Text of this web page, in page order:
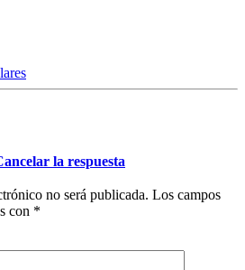
la respuesta
no será publicada. Los campos
con *